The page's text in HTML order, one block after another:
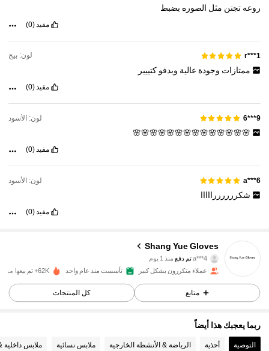
روعهتجنن مثل الصوره بضبط
مفيد (0)
r***1 لون: بيج
ممتازات وجودة عالية وبدفو كتييير
مفيد (0)
9***6 لون: الأسود
🌸🌸🌸🌸🌸🌸🌸🌸🌸🌸🌸🌸🌸🌸
مفيد (0)
a***6 لون: الأسود
شكررررررااااا
مفيد(0)
Shang Yue Gloves
4.90
989 متابعون
منذ 1 يوم
l***5تمت متابعةمنذ 1 يوم
4.90 989 متابعون
4.90
عملاء متكررون بشكل كبير تأسست منذ عام واحد 62K+ تم بيعها مؤخرًا
متابع كل المنتجات
ربما يعجبك هذا أيضاً
التوصية أحذية الرياضة & الأنشطة الخارجية ملابس نسائية ملابس داخلية